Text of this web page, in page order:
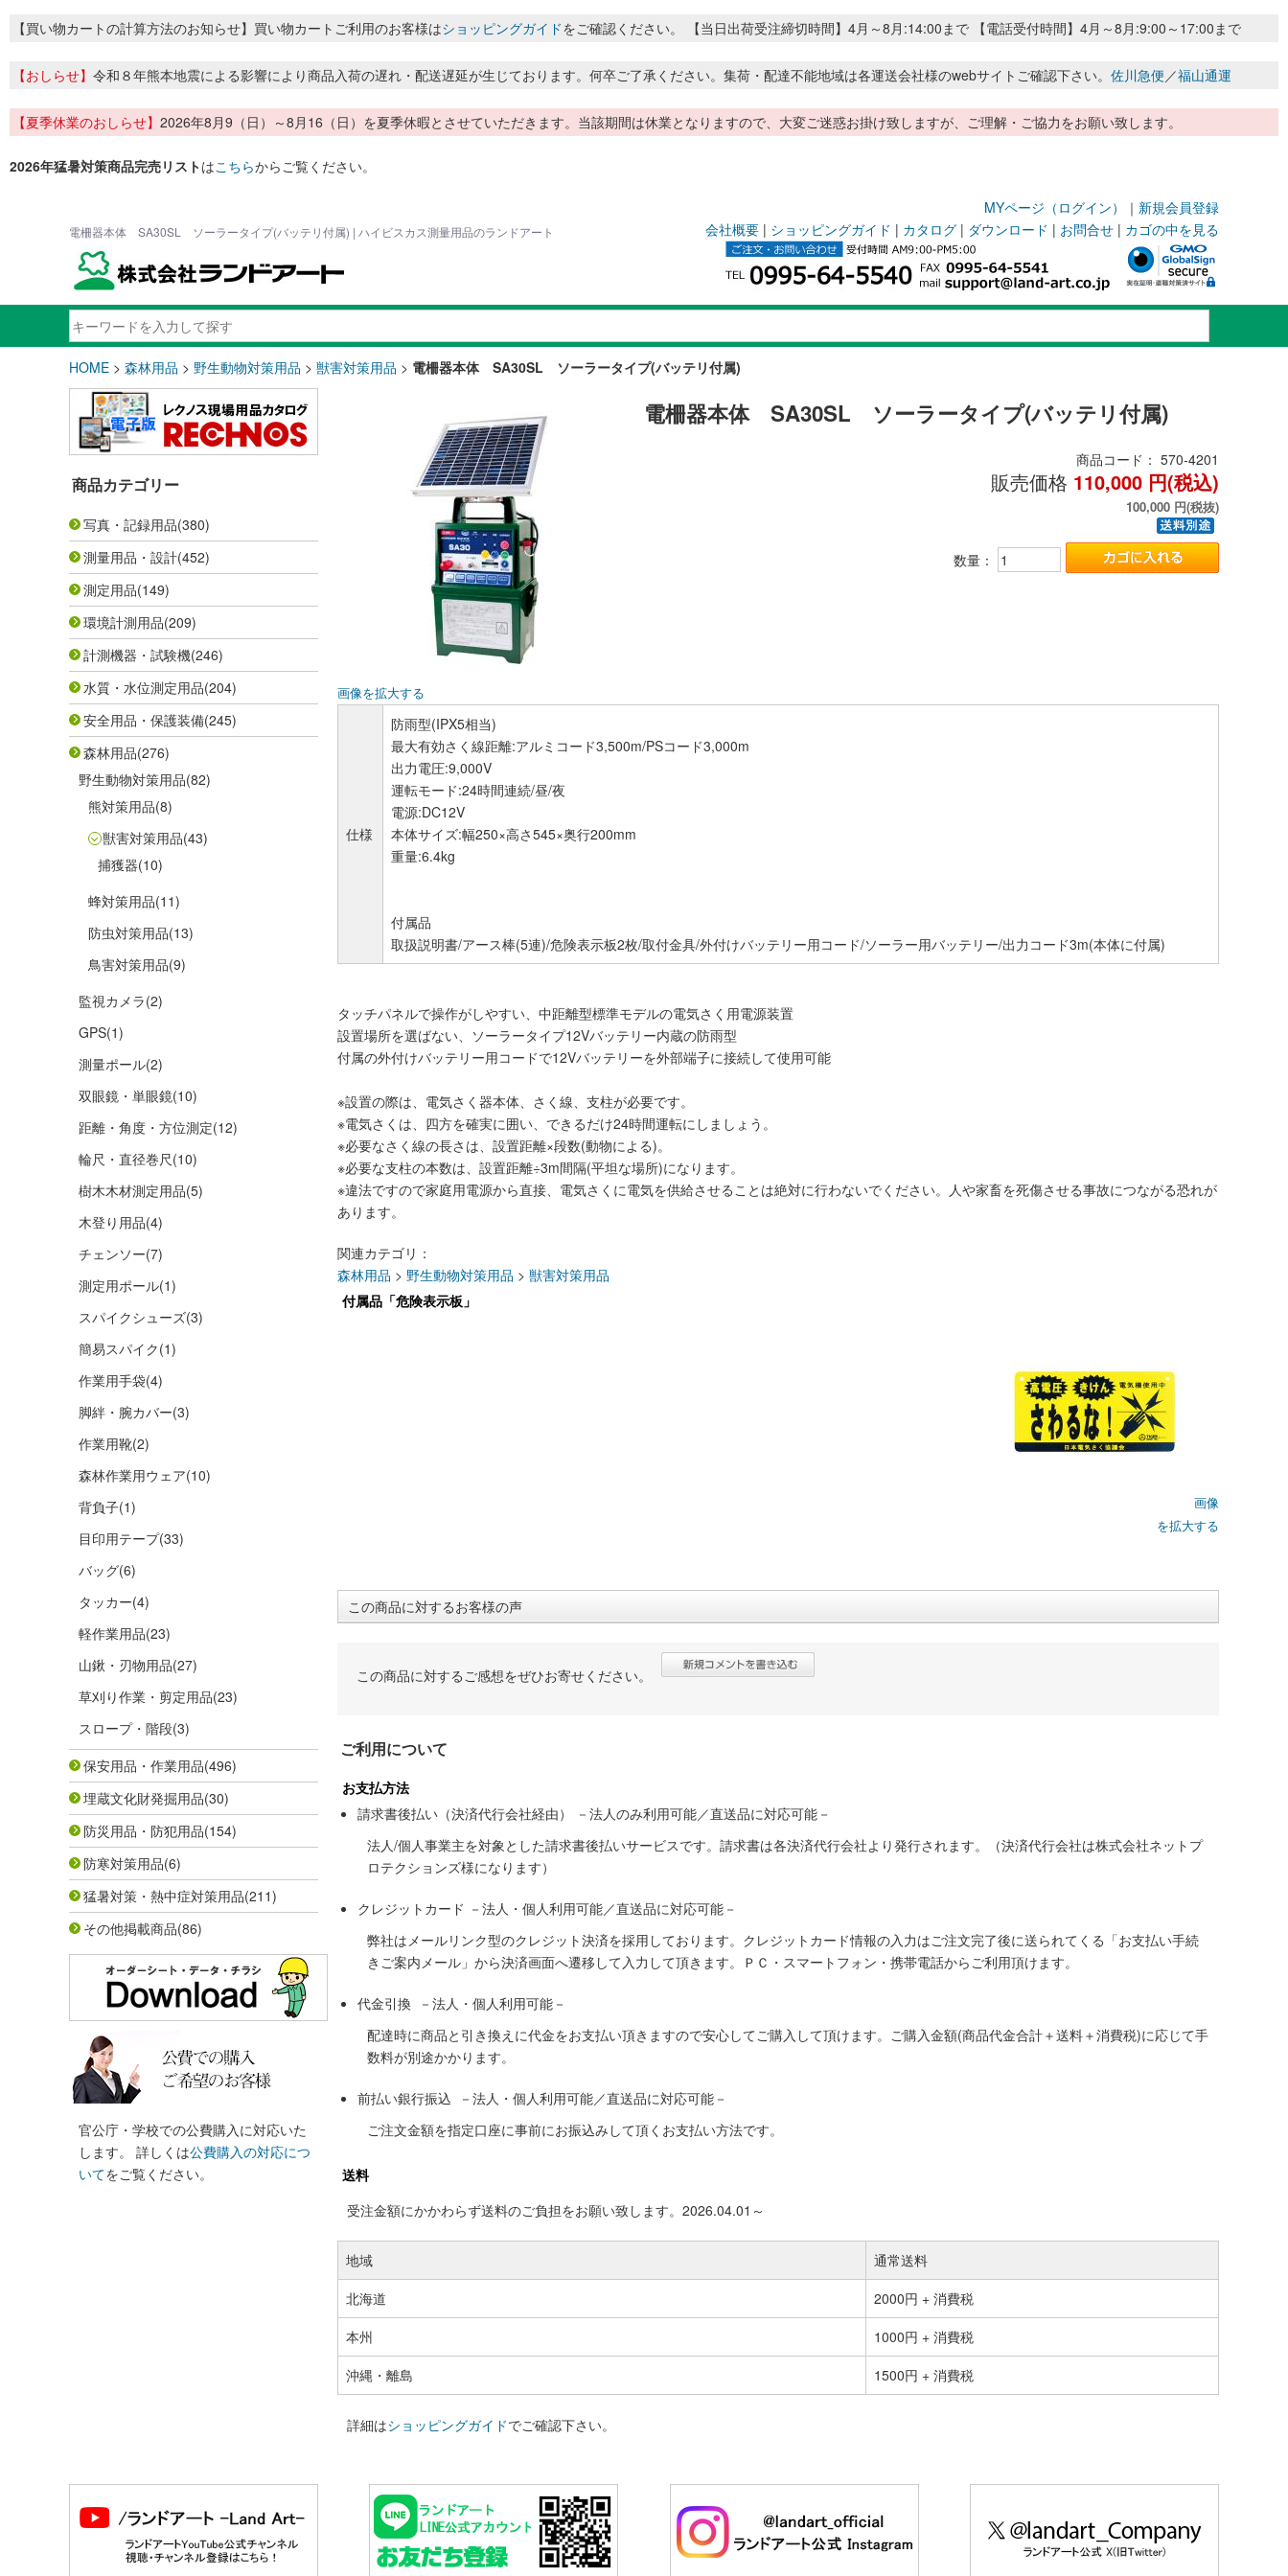
【買い物カートの計算方法のお知らせ】買い物カートご利用のお客様はショッピングガイドをご確認ください。 【当日出荷受注締切時間】4月～8月:14:00まで 【電話受付時間】4月～8月:9:00～17:00まで
【おしらせ】 令和８年熊本地震による影響により商品入荷の遅れ・配送遅延が生じております。何卒ご了承ください。集荷・配達不能地域は各運送会社様のwebサイトご確認下さい。 佐川急便／福山通運
【夏季休業のおしらせ】 2026年8月9（日）～8月16（日）を夏季休暇とさせていただきます。当該期間は休業となりますので、大変ご迷惑お掛け致しますが、ご理解・ご協力をお願い致します。
2026年猛暑対策商品完売リストはこちらからご覧ください。
MYページ（ログイン） ｜ 新規会員登録
電柵器本体 SA30SL ソーラータイプ(バッテリ付属) | ハイビスカス測量用品のランドアート 会社概要 | ショッピングガイド | カタログ | ダウンロード | お問合せ | カゴの中を見る
HOME > 森林用品 > 野生動物対策用品 > 獣害対策用品 > 電柵器本体 SA30SL ソーラータイプ(バッテリ付属)
商品カテゴリー
写真・記録用品(380)
測量用品・設計(452)
測定用品(149)
環境計測用品(209)
計測機器・試験機(246)
水質・水位測定用品(204)
安全用品・保護装備(245)
森林用品(276)
野生動物対策用品(82)
熊対策用品(8)
獣害対策用品(43)
捕獲器(10)
蜂対策用品(11)
防虫対策用品(13)
鳥害対策用品(9)
監視カメラ(2)
GPS(1)
測量ポール(2)
双眼鏡・単眼鏡(10)
距離・角度・方位測定(12)
輪尺・直径巻尺(10)
樹木木材測定用品(5)
木登り用品(4)
チェンソー(7)
測定用ポール(1)
スパイクシューズ(3)
簡易スパイク(1)
作業用手袋(4)
脚絆・腕カバー(3)
作業用靴(2)
森林作業用ウェア(10)
背負子(1)
目印用テープ(33)
バッグ(6)
タッカー(4)
軽作業用品(23)
山鍬・刃物用品(27)
草刈り作業・剪定用品(23)
スロープ・階段(3)
保安用品・作業用品(496)
埋蔵文化財発掘用品(30)
防災用品・防犯用品(154)
防寒対策用品(6)
猛暑対策・熱中症対策用品(211)
その他掲載商品(86)
官公庁・学校での公費購入に対応いた
します。 詳しくは公費購入の対応につ
いてをご覧ください。
画像を拡大する
電柵器本体 SA30SL ソーラータイプ(バッテリ付属)
商品コード： 570-4201
販売価格 110,000 円(税込)
100,000 円(税抜)
数量：
仕様
防雨型(IPX5相当)
最大有効さく線距離:アルミコード3,500m/PSコード3,000m
出力電圧:9,000V
運転モード:24時間連続/昼/夜
電源:DC12V
本体サイズ:幅250×高さ545×奥行200mm
重量:6.4kg
付属品
取扱説明書/アース棒(5連)/危険表示板2枚/取付金具/外付けバッテリー用コード/ソーラー用バッテリー/出力コード3m(本体に付属)
タッチパネルで操作がしやすい、中距離型標準モデルの電気さく用電源装置
設置場所を選ばない、ソーラータイプ12Vバッテリー内蔵の防雨型
付属の外付けバッテリー用コードで12Vバッテリーを外部端子に接続して使用可能
※設置の際は、電気さく器本体、さく線、支柱が必要です。
※電気さくは、四方を確実に囲い、できるだけ24時間運転にしましょう。
※必要なさく線の長さは、設置距離×段数(動物による)。
※必要な支柱の本数は、設置距離÷3m間隔(平坦な場所)になります。
※違法ですので家庭用電源から直接、電気さくに電気を供給させることは絶対に行わないでください。人や家畜を死傷させる事故につながる恐れが
あります。
関連カテゴリ：
森林用品 > 野生動物対策用品 > 獣害対策用品
付属品「危険表示板」
画像
を拡大する
この商品に対するお客様の声
この商品に対するご感想をぜひお寄せください。
ご利用について
お支払方法
請求書後払い（決済代行会社経由） －法人のみ利用可能／直送品に対応可能－
法人/個人事業主を対象とした請求書後払いサービスです。請求書は各決済代行会社より発行されます。（決済代行会社は株式会社ネットプ
ロテクションズ様になります）
クレジットカード －法人・個人利用可能／直送品に対応可能－
弊社はメールリンク型のクレジット決済を採用しております。クレジットカード情報の入力はご注文完了後に送られてくる「お支払い手続
きご案内メール」から決済画面へ遷移して入力して頂きます。ＰＣ・スマートフォン・携帯電話からご利用頂けます。
代金引換 －法人・個人利用可能－
配達時に商品と引き換えに代金をお支払い頂きますので安心してご購入して頂けます。ご購入金額(商品代金合計＋送料＋消費税)に応じて手
数料が別途かかります。
前払い銀行振込 －法人・個人利用可能／直送品に対応可能－
ご注文金額を指定口座に事前にお振込みして頂くお支払い方法です。
送料
受注金額にかかわらず送料のご負担をお願い致します。2026.04.01～
地域
通常送料
北海道
2000円 + 消費税
本州
1000円 + 消費税
沖縄・離島
1500円 + 消費税
詳細はショッピングガイドでご確認下さい。